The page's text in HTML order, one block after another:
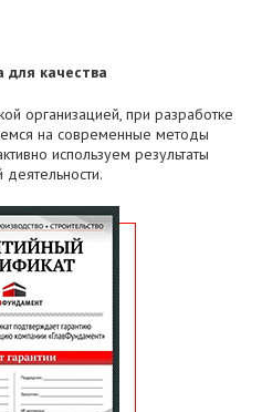
качества
организацией, при разработке
на современные методы
используем результаты
деятельности.